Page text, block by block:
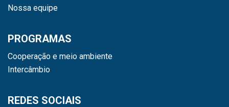
Nossa equipe
PROGRAMAS
Cooperação e meio ambiente
Intercâmbio
REDES SOCIAIS